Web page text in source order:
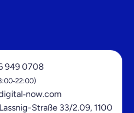
949 0708
Straße 33/2.09, 1100